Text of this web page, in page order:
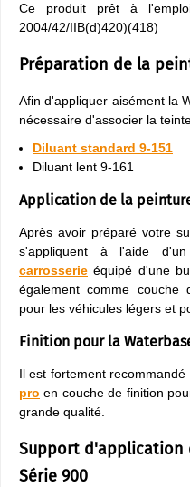
Ce produit prêt à
2004/42/IIB(d)420)(418)
Préparation de la
Afin d'appliquer aisément la
nécessaire d'associer la
Diluant standard 9-151
Diluant lent 9-161
Application de la
Après avoir préparé votre
s'appliquent à l'aide
carrosserie équipé d'une
également comme couche
pour les véhicules légers et
Finition pour la
Il est fortement recommandé
pro en couche de finition
grande qualité.
Support d'application
Série 900